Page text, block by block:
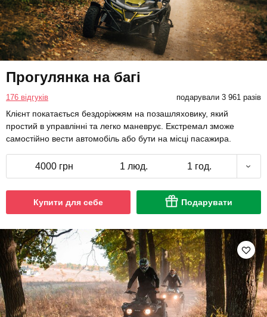
Прогулянка на багі
176 відгуків подарували 3 961 разів
Клієнт покатається бездоріжжям на позашляховику, який
простий в управлінні та легко маневрує. Екстремал зможе
самостійно вести автомобіль або бути на місці пасажира.
4000 грн 1 люд. 1 год.
Купити для себе Подарувати